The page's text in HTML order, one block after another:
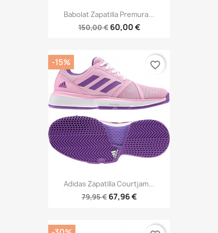
Babolat Zapatilla Premura...
150,00 € 60,00 €
Adidas Zapatilla Courtjam...
79,95 € 67,96 €
-15% favorite_border